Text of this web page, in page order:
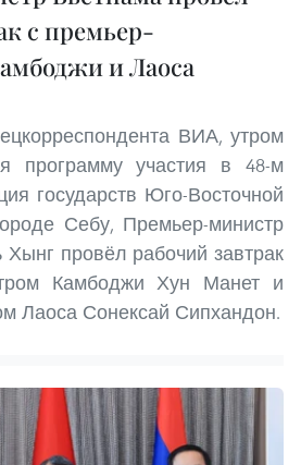
с премьер-
и Лаоса
ВИА, утром
программу участия в 48-м
государств Юго-Восточной
Себу, Премьер-министр
провёл рабочий завтрак
Камбоджи Хун Манет и
Лаоса Сонексай Сипхандон.